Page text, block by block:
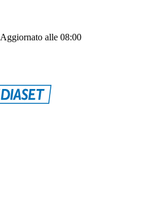
Aggiornato alle 08:00